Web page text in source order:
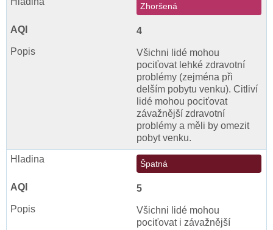
Zhoršená
4
Všichni lidé mohou
pociťovat lehké zdravotní
problémy (zejména při
delším pobytu venku). Citliví
lidé mohou pociťovat
závažnější zdravotní
problémy a měli by omezit
pobyt venku.
Špatná
5
Všichni lidé mohou
pociťovat i závažnější